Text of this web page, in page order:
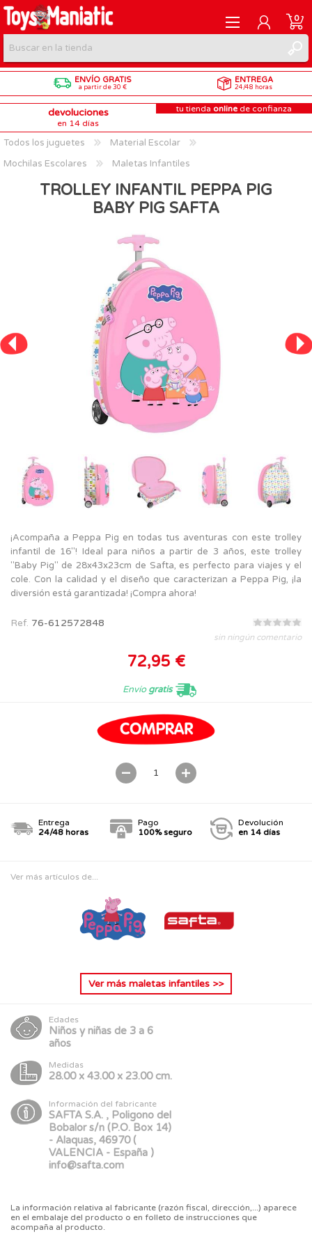
REGISTRARME
INICIAR SESIÓN
0
ENVÍO GRATIS
a partir de 30 €
ENTREGA
24/48 horas
devoluciones
en 14 días
tu tienda online de confianza
Todos los juguetes
Material Escolar
Mochilas Escolares
Maletas Infantiles
TROLLEY INFANTIL PEPPA PIG
BABY PIG SAFTA
¡Acompaña a Peppa Pig en todas tus aventuras con este trolley
infantil de 16"! Ideal para niños a partir de 3 años, este trolley
"Baby Pig" de 28x43x23cm de Safta, es perfecto para viajes y el
cole. Con la calidad y el diseño que caracterizan a Peppa Pig, ¡la
diversión está garantizada! ¡Compra ahora!
Ref. 76-612572848
sin ningún comentario
72,95 €
Envíogratis
Entrega
24/48 horas
Pago
100% seguro
Devolución
en 14 días
Ver más artículos de...
Ver más maletas infantiles >>
Edades
Niños y niñas de 3 a 6
años
Medidas
28.00 x 43.00 x 23.00 cm.
Información del fabricante
SAFTA S.A. , Poligono del
Bobalor s/n (P.O. Box 14)
- Alaquas, 46970 (
VALENCIA - España )
info@safta.com
La información relativa al fabricante (razón fiscal, dirección,...) aparece
en el embalaje del producto o en folleto de instrucciones que
acompaña al producto.